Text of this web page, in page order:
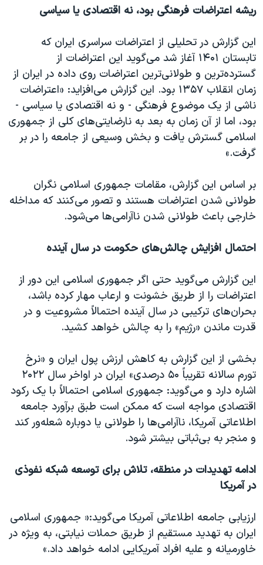
ریشه اعتراضات فرهنگی بود، نه اقتصادی یا سیاسی
این گزارش در تحلیلی از اعتراضات سراسری ایران که
تابستان ۱۴۰۱ آغاز شد می‌گوید این اعتراضات از
گسترده‌ترین و طولانی‌ترین اعتراضات روی داده در ایران از
زمان انقلاب ۱۳۵۷ بود. این گزارش می‌افزاید: «اعتراضات
ناشی از یک موضوع فرهنگی - و نه اقتصادی یا سیاسی -
بود، اما از آن زمان به بعد به نارضایتی‌های کلی از جمهوری
اسلامی گسترش یافت و بخش وسیعی از جامعه را در بر
گرفت.»
بر اساس این گزارش، مقامات جمهوری اسلامی نگران
طولانی شدن اعتراضات هستند و تصور می‌کنند که مداخله
خارجی باعث طولانی شدن ناآرامی‌ها می‌شود.
احتمال افزایش چالش‌های حکومت در سال آینده
این گزارش می‌گوید حتی اگر جمهوری اسلامی این دور از
اعتراضات را از طریق خشونت و ارعاب مهار کرده باشد،
بحران‌های ترکیبی در سال آینده احتمالاً مشروعیت و در
قدرت ماندن «رژیم» را به چالش خواهد کشید.
بخشی از این گزارش به کاهش ارزش پول ایران و «نرخ
تورم سالانه تقریباً ۵۰ درصدی» ایران در اواخر سال ۲۰۲۲
اشاره دارد و می‌گوید: جمهوری اسلامی احتمالاً با یک رکود
اقتصادی مواجه است که ممکن است طبق برآورد جامعه
اطلاعاتی آمریکا، ناآرامی‌ها را طولانی یا دوباره شعله‌ور کند
و منجر به بی‌ثباتی بیشتر شود.
ادامه تهدیدات در منطقه، تلاش برای توسعه شبکه نفوذی
در آمریکا
ارزیابی جامعه اطلاعاتی آمریکا می‌گوید:« جمهوری اسلامی
ایران به تهدید مستقیم از طریق حملات نیابتی، به ویژه در
خاورمیانه و علیه افراد آمریکایی ادامه خواهد داد.»